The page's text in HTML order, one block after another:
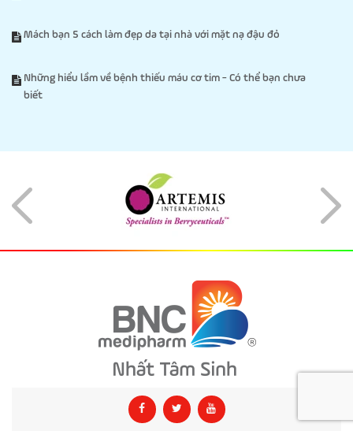
Mách bạn 5 cách làm đẹp da tại nhà với mặt nạ đậu đỏ
Những hiểu lầm về bệnh thiếu máu cơ tim - Có thể bạn chưa
biết